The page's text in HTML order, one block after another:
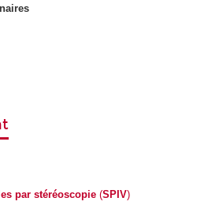
par stéréoscopie(SPIV)